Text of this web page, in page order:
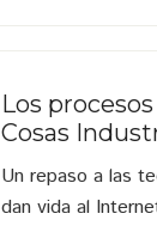
Los
Cosas
Un repaso a las
dan vida al